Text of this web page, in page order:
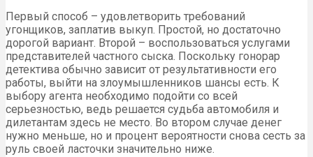
Первый способ – удовлетворить требований
угонщиков, заплатив выкуп. Простой, но достаточно
дорогой вариант. Второй – воспользоваться услугами
представителей частного сыска. Поскольку гонорар
детектива обычно зависит от результативности его
работы, выйти на злоумышленников шансы есть. К
выбору агента необходимо подойти со всей
серьезностью, ведь решается судьба автомобиля и
дилетантам здесь не место. Во втором случае денег
нужно меньше, но и процент вероятности снова сесть за
руль своей ласточки значительно ниже.